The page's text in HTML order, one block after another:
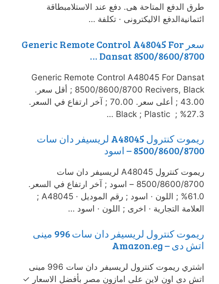
طرق الدفع المتاحة هى. دفع عند الاستلامبطاقة
ائتمانيةالدفع الاليكترونى · تكلفة …
سعر Generic Remote Control A48045 For
Dansat 8500/8600/8700 …
Generic Remote Control A48045 For Dansat
8500/8600/8700 Recivers, Black ; أقل سعر.
43.00 ; أعلى سعر. 70.00 ; آخر ارتفاع في السعر.
27.3% ; ‏ Black ; Plastic …
ريموت كنترول A48045 لريسيفر دان سات
8500/8600/8700 – اسود
ريموت كنترول A48045 لريسيفر دان سات
8500/8600/8700 – اسود ; آخر ارتفاع في السعر.
61.0% ; اللون · اسود ; رقم الموديل · A48045 ;
العلامة التجارية · اخرى ; اللون · اسود …
ريموت كنترول لريسيفر دان سات 996 مينى
اتش دى – Amazon.eg
اشتري ريموت كنترول لريسيفر دان سات 996 مينى
اتش دى اون لاين على امازون مصر بأفضل الاسعار ✓